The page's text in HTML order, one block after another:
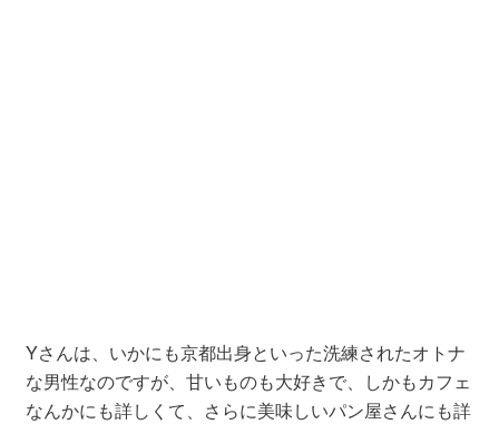
Yさんは、いかにも京都出身といった洗練されたオトナ
な男性なのですが、甘いものも大好きで、しかもカフェ
なんかにも詳しくて、さらに美味しいパン屋さんにも詳